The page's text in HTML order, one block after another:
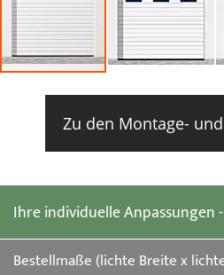
Ihre individuelle Anpassungen
Bestellmaße (lichte Breite x
Zu den Montage-